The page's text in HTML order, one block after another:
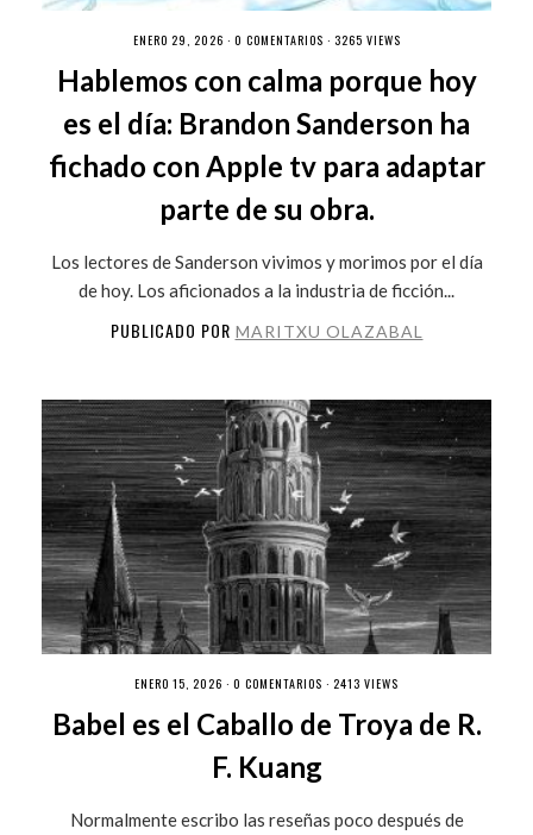
ENERO 29, 2026 · 0 COMENTARIOS · 3265 VIEWS
Hablemos con calma porque hoy
es el día: Brandon Sanderson ha
fichado con Apple tv para adaptar
parte de su obra.
Los lectores de Sanderson vivimos y morimos por el día
de hoy. Los aficionados a la industria de ficción...
PUBLICADO POR MARITXU OLAZABAL
ENERO 15, 2026 · 0 COMENTARIOS · 2413 VIEWS
Babel es el Caballo de Troya de R.
F. Kuang
Normalmente escribo las reseñas poco después de